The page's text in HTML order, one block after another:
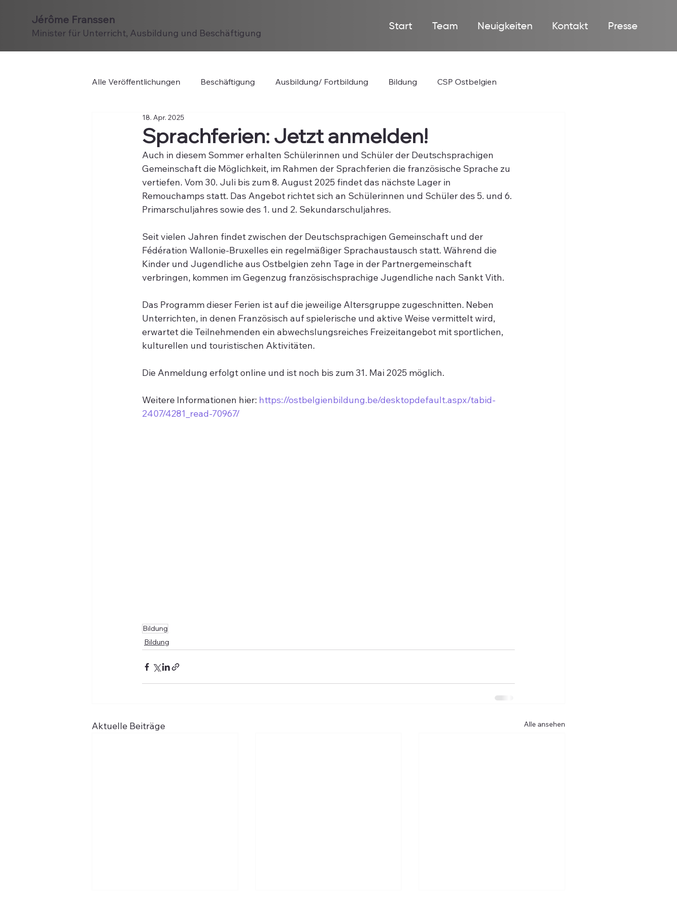
Jérôme Franssen
Minister für Unterricht, Ausbildung und Beschäftigung
Start Team Neuigkeiten Kontakt Presse
Alle Veröffentlichungen Beschäftigung Ausbildung/ Fortbildung Bildung CSP Ostbelgien
Sprachferien: Jetzt anmelden!
18. Apr. 2025
Auch in diesem Sommer erhalten Schülerinnen und Schüler der Deutschsprachigen
Gemeinschaft die Möglichkeit, im Rahmen der Sprachferien die französische Sprache zu
vertiefen. Vom 30. Juli bis zum 8. August 2025 findet das nächste Lager in
Remouchamps statt. Das Angebot richtet sich an Schülerinnen und Schüler des 5. und 6.
Primarschuljahres sowie des 1. und 2. Sekundarschuljahres.
Seit vielen Jahren findet zwischen der Deutschsprachigen Gemeinschaft und der
Fédération Wallonie-Bruxelles ein regelmäßiger Sprachaustausch statt. Während die
Kinder und Jugendliche aus Ostbelgien zehn Tage in der Partnergemeinschaft
verbringen, kommen im Gegenzug französischsprachige Jugendliche nach Sankt Vith.
Das Programm dieser Ferien ist auf die jeweilige Altersgruppe zugeschnitten. Neben
Unterrichten, in denen Französisch auf spielerische und aktive Weise vermittelt wird,
erwartet die Teilnehmenden ein abwechslungsreiches Freizeitangebot mit sportlichen,
kulturellen und touristischen Aktivitäten.
Die Anmeldung erfolgt online und ist noch bis zum 31. Mai 2025 möglich.
Weitere Informationen hier: https://ostbelgienbildung.be/desktopdefault.aspx/tabid-
2407/4281_read-70967/
Bildung
Bildung
Aktuelle Beiträge Alle ansehen